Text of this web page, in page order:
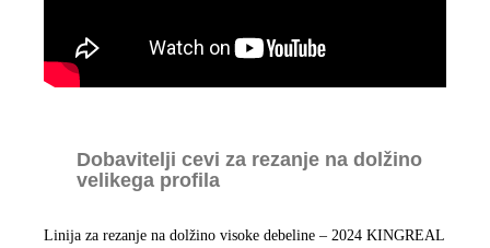
Dobavitelji cevi za rezanje na dolžino
velikega profila
Linija za rezanje na dolžino visoke debeline – 2024 KINGREAL